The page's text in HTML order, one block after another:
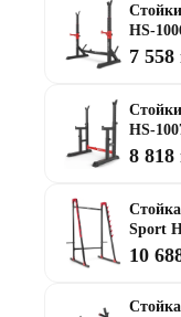
Штанги с w-
Жилеты
Штанги с гантелями
Диски та набори
Гантелі
Штанги
Штанги з
Грифи
Тренувальні
Стійки для
Стійки для
Штанги с гантелями
HS-
7 558
HS-
8 818
Sport
10